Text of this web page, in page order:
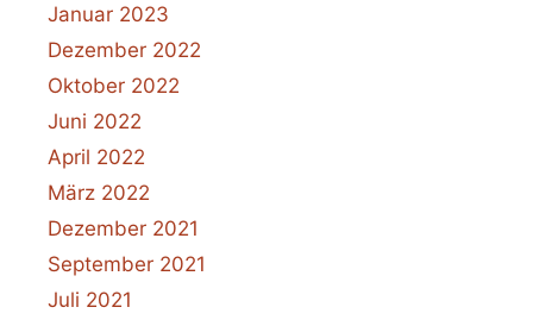
Januar 2023
Dezember 2022
Oktober 2022
Juni 2022
April 2022
März 2022
Dezember 2021
September 2021
Juli 2021